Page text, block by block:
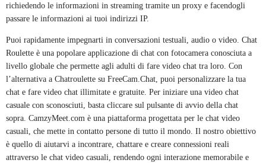
richiedendo le informazioni in streaming tramite un proxy e facendogli
passare le informazioni ai tuoi indirizzi IP.
Puoi rapidamente impegnarti in conversazioni testuali, audio o video. Chat
Roulette è una popolare applicazione di chat con fotocamera conosciuta a
livello globale che permette agli adulti di fare video chat tra loro. Con
l’alternativa a Chatroulette su FreeCam.Chat, puoi personalizzare la tua
chat e fare video chat illimitate e gratuite. Per iniziare una video chat
casuale con sconosciuti, basta cliccare sul pulsante di avvio della chat
sopra. CamzyMeet.com è una piattaforma progettata per le chat video
casuali, che mette in contatto persone di tutto il mondo. Il nostro obiettivo
è quello di aiutarvi a incontrare, chattare e creare connessioni reali
attraverso le chat video casuali, rendendo ogni interazione memorabile e